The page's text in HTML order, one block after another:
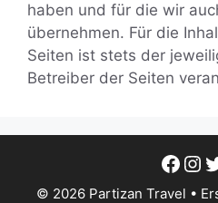
haben und für die wir
übernehmen. Für die
Seiten ist stets der
Betreiber der Seiten
© 2026 Partizan Travel •